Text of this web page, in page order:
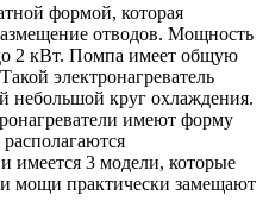
формой, которая
отводов. Мощность
2 кВт. Помпа имеет общую
электронагреватель
небольшой круг охлаждения.
имеют форму
имеется 3 модели, которые
мощи практически замещают